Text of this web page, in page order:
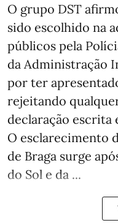
O grupo DST
sido escolhido na
públicos pela
da Administração
por ter
rejeitando
declaração escrita
O esclarecimento
de Braga surge
do Sol e da ...